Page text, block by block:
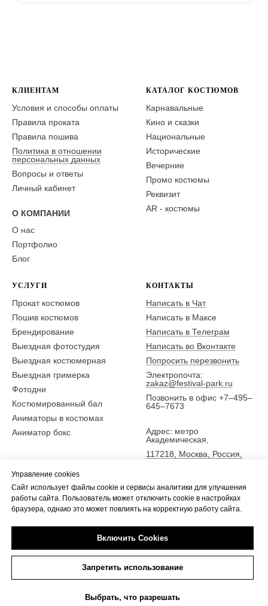
КЛИЕНТАМ
Условия и способы оплаты
Правила проката
Правила пошива
Политика в отношении
персональных данных
Вопросы и ответы
Личный кабинет
О КОМПАНИИ
О нас
Портфолио
Блог
КАТАЛОГ КОСТЮМОВ
Карнавальные
Кино и сказки
Национальные
Исторические
Вечерние
Промо костюмы
Реквизит
AR - костюмы
УСЛУГИ
Прокат костюмов
Пошив костюмов
Брендирование
Выездная фотостудия
Выездная костюмерная
Выездная гримерка
Фотодни
Костюмированный бал
Аниматоры в костюмах
Аниматор бокс
КОНТАКТЫ
Написать в Чат
Написать в Максе
Написать в Телеграм
Написать во Вконтакте
Попросить перезвонить
Электропочта:
zakaz@festival-park.ru
Позвонить в офис +7–495–
645–7673
Адрес: метро
Академическая,
117218, Москва, Россия,
5 эт., офис Фестиваль-парк
Управление cookies
Сайт использует файлы cookie и сервисы аналитики для улучшения
работы сайта. Пользователь может отключить cookie в настройках
браузера, однако это может повлиять на корректную работу сайта.
Включить Cookies
Запретить использование
Выбрать, что разрешать